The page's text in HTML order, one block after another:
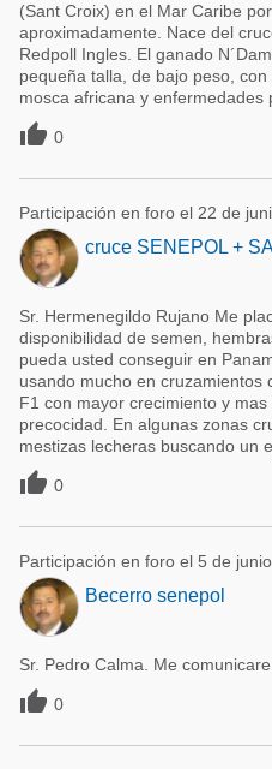
(Sant Croix) en el Mar Caribe
aproximadamente. Nace del
Redpoll Ingles. El ganado
pequeña talla, de bajo peso,
mosca africana y enfermedades
 0
Participación en foro el 22 de
cruce SENEPOL +
Sr. Hermenegildo Rujano Me
disponibilidad de semen,
pueda usted conseguir en
usando mucho en cruzamientos
F1 con mayor crecimiento y
precocidad. En algunas zonas
mestizas lecheras buscando un
 0
Participación en foro el 5 de
Becerro senepol
Sr. Pedro Calma. Me
 0